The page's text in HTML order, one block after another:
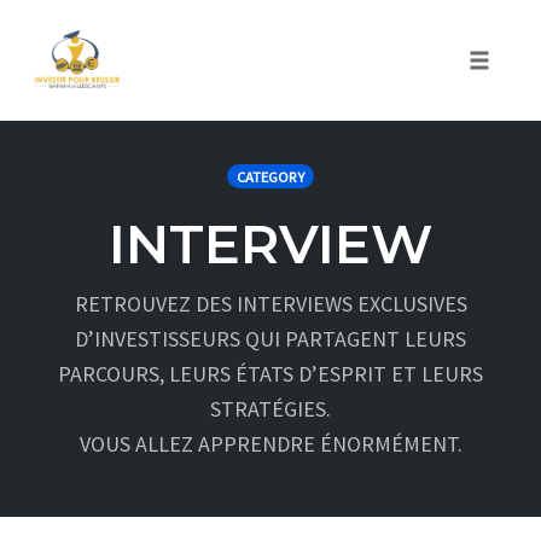
content
CATEGORY
INTERVIEW
RETROUVEZ DES INTERVIEWS EXCLUSIVES
D’INVESTISSEURS QUI PARTAGENT LEURS
PARCOURS, LEURS ÉTATS D’ESPRIT ET LEURS
STRATÉGIES.
VOUS ALLEZ APPRENDRE ÉNORMÉMENT.
Comment surmonter les 4
épreuves majeures qui vous
l'immobilier ?